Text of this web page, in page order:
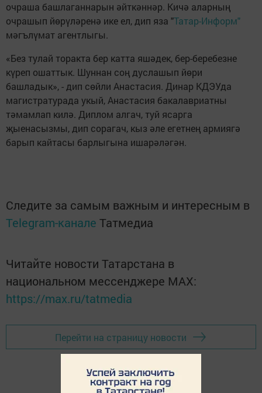
очраша башлаганнарын әйткәннәр. Кичә аларның
очрашып йөрүләренә ике ел, дип яза "Татар-Информ"
мәгълүмат агентлыгы.
«Без тулай торакта бер катта яшәдек, бер-беребезне
күреп ошаттык. Шуннан соң дуслашып йөри
башладык», - дип сөйли Анастасия. Динар КДЭУда
магистратурада укый, Анастасия бакалавриатны
тәмамлап килә. Диплом алгач, туй ясарга
җыенасызмы, дип сорагач, кыз әле егетнең армиягә
барып кайтасы барлыгына ишарәләгән.
Следите за самым важным и интересным в
Telegram-канале Татмедиа
Читайте новости Татарстана в
национальном мессенджере MАХ:
https://max.ru/tatmedia
Перейти на страницу новости